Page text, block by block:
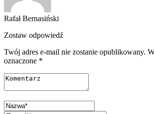
Rafał Bernasiński
Zostaw odpowiedź
Twój adres e-mail nie zostanie opublikowany.
oznaczone *